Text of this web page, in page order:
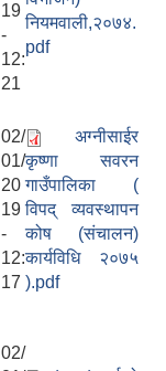
19
-
12:
21
नियमवाली,२०७४.
pdf
02/
01/
20
19
-
12:
17
अग्नीसाईर
कृष्णा सवरन
गाउँपालिका (
विपद् व्यवस्थापन
कोष (संचालन)
कार्यविधि २०७५
).pdf
02/